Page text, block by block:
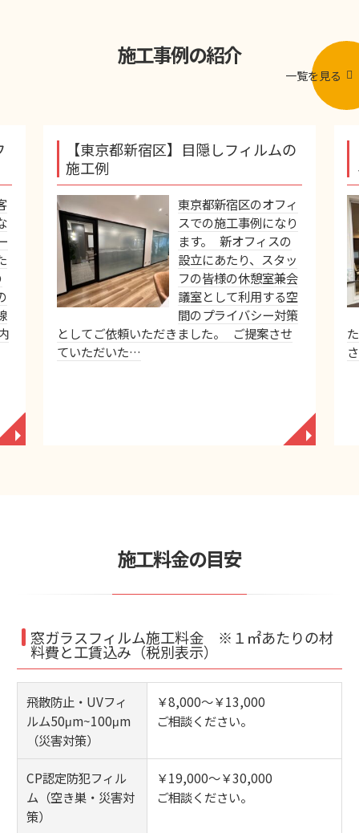
施工事例の紹介
一覧を見る
◥
【東京都新宿区】目隠しフィルムの
施工例
東京都新宿区のオフィ
スでの施工事例になり
ます。 新オフィスの
設立にあたり、スタッ
フの皆様の休憩室兼会
議室として利用する空
間のプライバシー対策
としてご依頼いただきました。 ご提案させ
ていただいた…
◥
施工料金の目安
窓ガラスフィルム施工料金 ※１㎡あたりの材
料費と工賃込み（税別表示）
飛散防止・UVフィ
ルム50μm~100μm
（災害対策）
￥8,000～￥13,000
ご相談ください。
CP認定防犯フィル
ム（空き巣・災害対
策）
￥19,000～￥30,000
ご相談ください。